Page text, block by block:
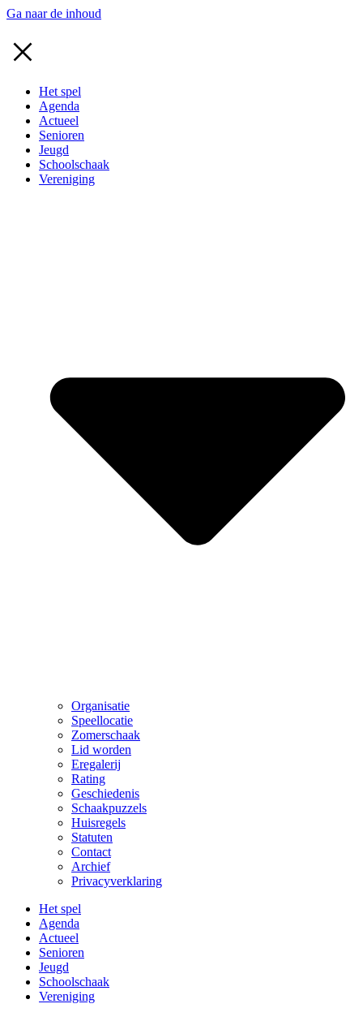
Ga naar de inhoud
Het spel
Agenda
Actueel
Senioren
Jeugd
Schoolschaak
Vereniging
Organisatie
Speellocatie
Zomerschaak
Lid worden
Eregalerij
Rating
Geschiedenis
Schaakpuzzels
Huisregels
Statuten
Contact
Archief
Privacyverklaring
Het spel
Agenda
Actueel
Senioren
Jeugd
Schoolschaak
Vereniging